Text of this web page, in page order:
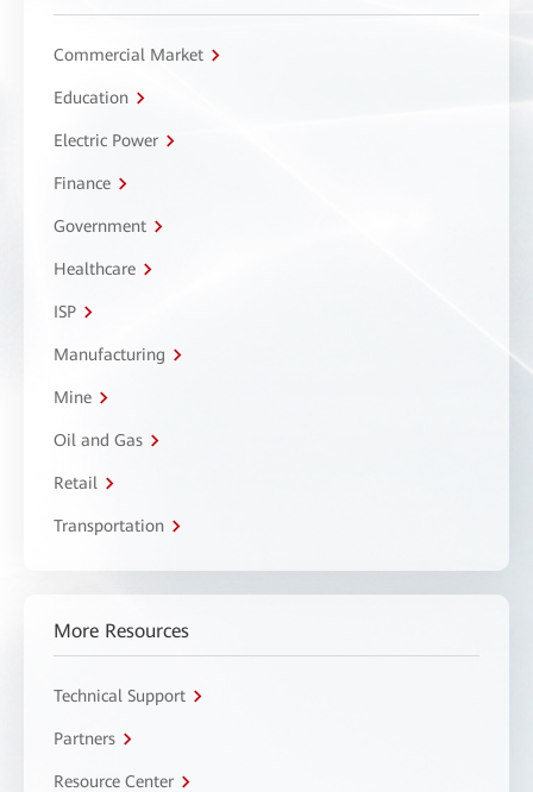
Commercial Market
Education
Electric Power
Finance
Government
Healthcare
ISP
Manufacturing
Mine
Oil and Gas
Retail
Transportation
More Resources
Technical Support
Partners
Resource Center